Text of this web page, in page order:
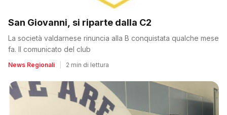
San Giovanni, si riparte dalla C2
La società valdarnese rinuncia alla B conquistata qualche mese
fa. Il comunicato del club
News Regionali 2 min di lettura